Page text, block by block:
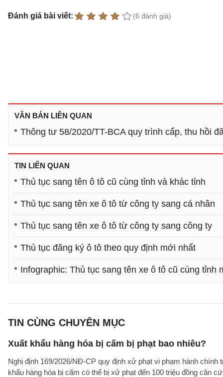
Đánh giá bài viết: (6 đánh giá)
VĂN BẢN LIÊN QUAN
Thông tư 58/2020/TT-BCA quy trình cấp, thu hồi
TIN LIÊN QUAN
Thủ tục sang tên ô tô cũ cùng tỉnh và khác tỉnh
Thủ tục sang tên xe ô tô từ công ty sang cá nhân
Thủ tục sang tên xe ô tô từ công ty sang công ty
Thủ tục đăng ký ô tô theo quy định mới nhất
Infographic: Thủ tục sang tên xe ô tô cũ cùng tỉnh
TIN CÙNG CHUYÊN MỤC
Xuất khẩu hàng hóa bị cấm bị phạt bao nhiêu?
Nghị định 169/2026/NĐ-CP quy định xử phạt vi phạm hành
khẩu hàng hóa bị cấm có thể bị xử phạt đến 100 triệu đồng căn